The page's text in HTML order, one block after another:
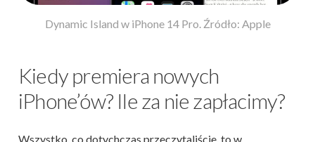
Dynamic Island w iPhone 14 Pro. Źródło: Apple
Kiedy premiera nowych
iPhone’ów? Ile za nie zapłacimy?
Wszystko, co dotychczas przeczytaliście, to w